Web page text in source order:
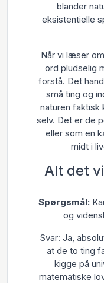
blander
eksistentielle
Når vi læser
ord pludselig
forstå. Det
små ting og
naturen faktisk
selv. Det er de
eller som en
midt i
Alt det
Spørgsmål:
og
Svar: Ja,
at de to ting
kigge på
matematiske